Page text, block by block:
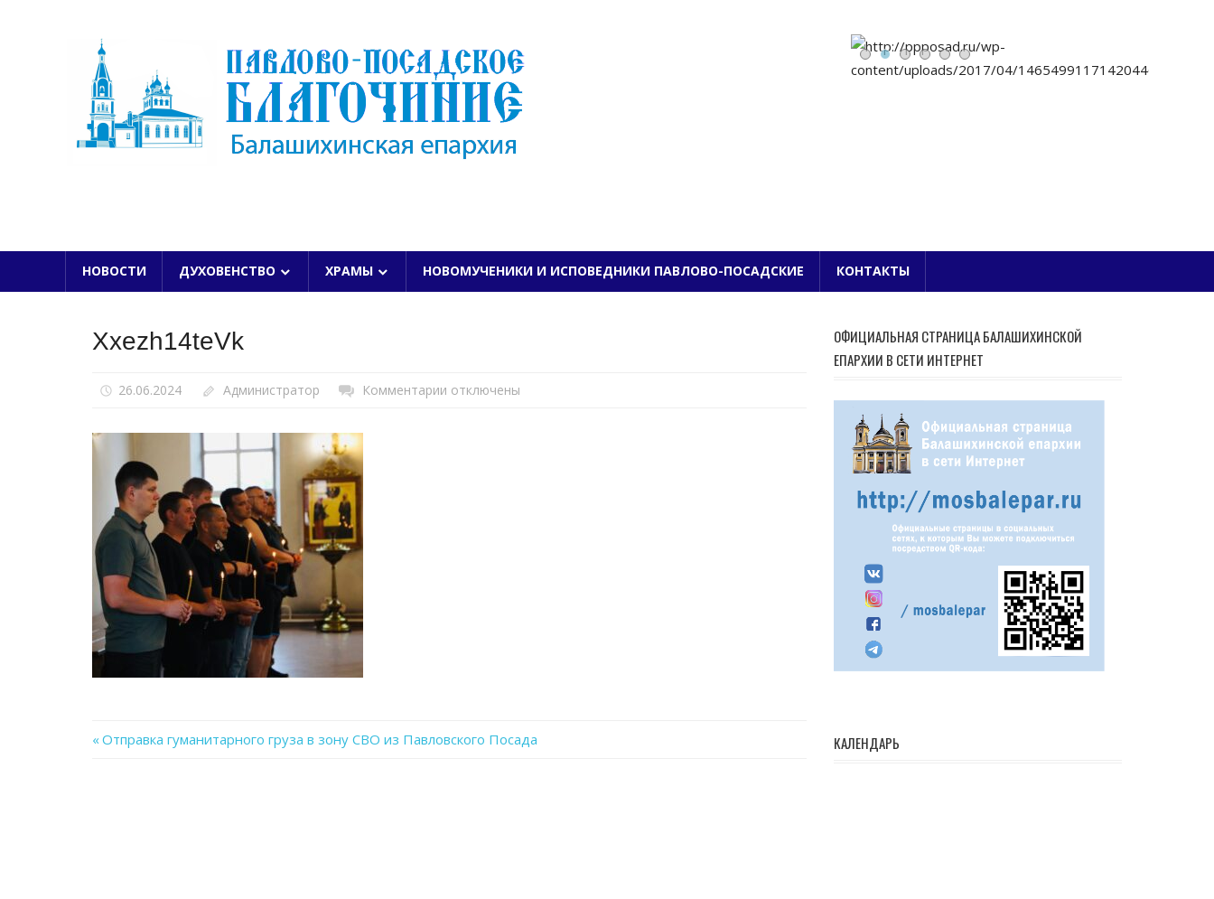
ПАВЛОВО-ПОСАДСКОЕ БЛАГОЧИНИЕ
НОВОСТИ ДУХОВЕНСТВО ХРАМЫ НОВОМУЧЕНИКИ И ИСПОВЕДНИКИ ПАВЛОВО-ПОСАДСКИЕ КОНТАКТЫ
Xxezh14teVk
26.06.2024 Администратор Комментарии котключены
Previous
Отправка гуманитарного груза в зону СВО из Павловского Посада
ОФИЦИАЛЬНАЯ СТРАНИЦА БАЛАШИХИНСКОЙ
ЕПАРХИИ В СЕТИ ИНТЕРНЕТ
КАЛЕНДАРЬ